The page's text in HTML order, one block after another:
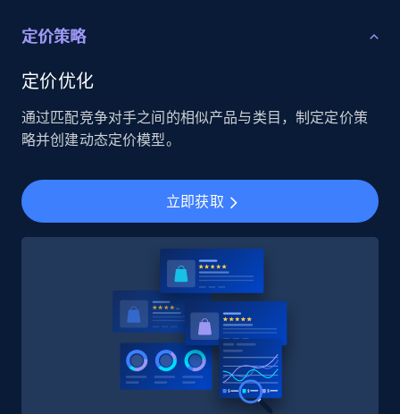
定价策略
定价优化
通过匹配竞争对手之间的相似产品与类目，制定定价策
略并创建动态定价模型。
立即获取